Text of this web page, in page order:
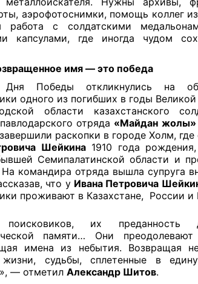
аэрофотоснимки, помощь коллег
работа с солдатскими
капсулами, где иногда чудом
имя — это победа
Дня Победы откликнулись на
одного из погибших в годы
области казахстанского
отряда «Майдан жолы»
раскопки в городе Холм,
Шейкина1910 года рождения,
Семипалатинской области и
На командира отряда вышла супруга
что у Ивана Петровича
проживают в Казахстане, России и
поисковиков, их преданность
памяти… Они
имена из небытия. Возвращая
судьбы, сплетенные в
— отметил Александр Шитов.